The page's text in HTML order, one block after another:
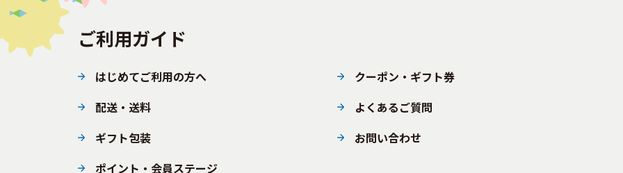
ご利用ガイド
はじめてご利用の方へ
配送・送料
ギフト包装
ポイント・会員ステージ
クーポン・ギフト券
よくあるご質問
お問い合わせ